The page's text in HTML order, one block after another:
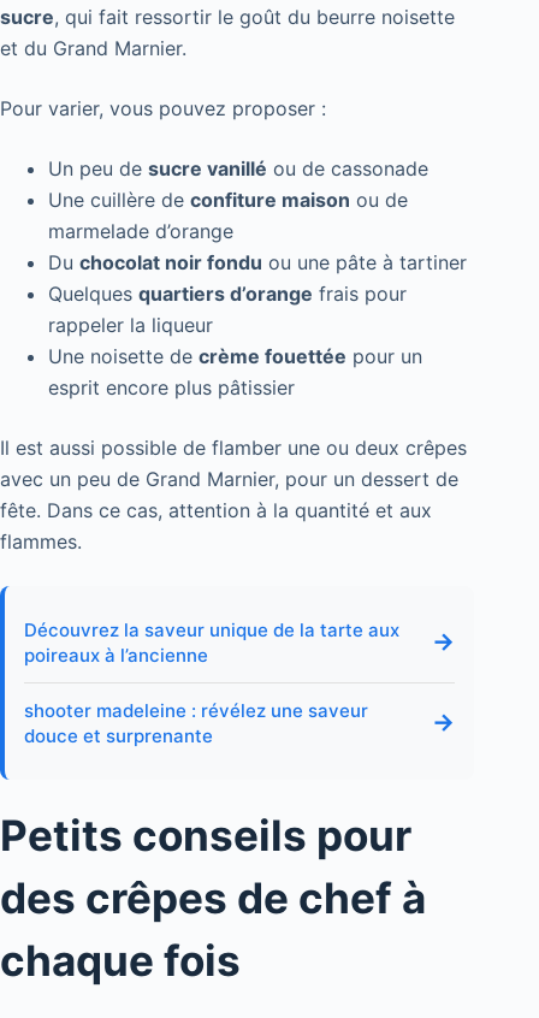
sucre, qui fait ressortir le goût du beurre noisette
et du Grand Marnier.
Pour varier, vous pouvez proposer :
Un peu de sucre vanillé ou de cassonade
Une cuillère de confiture maison ou de
marmelade d’orange
Du chocolat noir fondu ou une pâte à tartiner
Quelques quartiers d’orange frais pour
rappeler la liqueur
Une noisette de crème fouettée pour un
esprit encore plus pâtissier
Il est aussi possible de flamber une ou deux crêpes
avec un peu de Grand Marnier, pour un dessert de
fête. Dans ce cas, attention à la quantité et aux
flammes.
Découvrez la saveur unique de la tarte aux
poireaux à l’ancienne
→
shooter madeleine : révélez une saveur
douce et surprenante
→
Petits conseils pour
des crêpes de chef à
chaque fois